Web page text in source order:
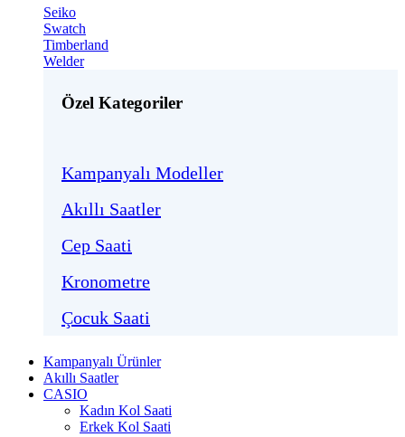
Seiko
Swatch
Timberland
Welder
Özel Kategoriler
Kampanyalı Modeller
Akıllı Saatler
Cep Saati
Kronometre
Çocuk Saati
Kampanyalı Ürünler
Akıllı Saatler
CASIO
Kadın Kol Saati
Erkek Kol Saati